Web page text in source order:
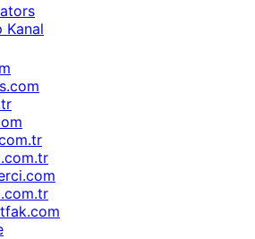
Kanal